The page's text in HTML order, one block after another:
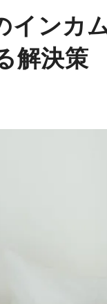
インカ
解決策